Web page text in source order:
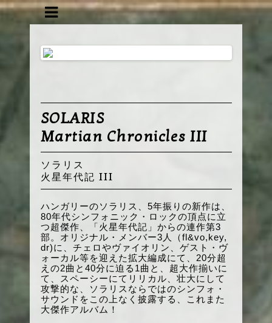
SOLARIS
Martian Chronicles III
ソラリス
火星年代記 III
ハンガリーのソラリス、5年振りの新作は、
80年代シンフォニック・ロックの頂点に立
つ超傑作、「火星年代記」からの連作第3
部。オリジナル・メンバー3人（fl&vo,key,
dr)に、チェロやヴァイオリン、ゲスト・ヴ
ォーカル等を迎えた拡大編成にて、20分超
えの2曲と40分に迫る1曲と、超大作揃いに
て、スペーシーにてリリカル、壮大にして
攻撃的な、ソラリスならではのシンフォ・
サウンドをこの上なく披露する、これまた
大傑作アルバム！